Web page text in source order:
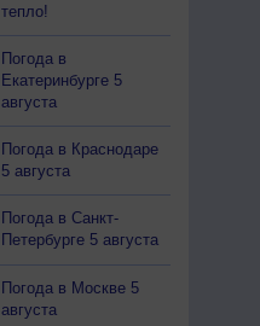
тепло!
Погода в
Екатеринбурге 5
августа
Погода в Краснодаре
5 августа
Погода в Санкт-
Петербурге 5 августа
Погода в Москве 5
августа